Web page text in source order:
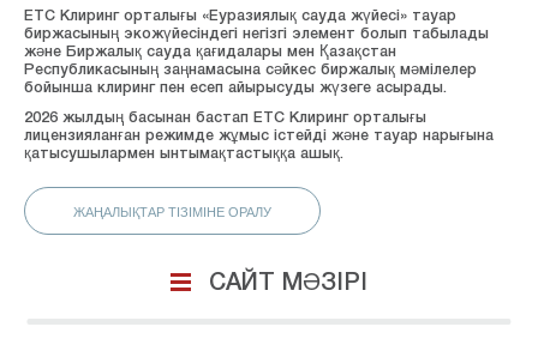
ЕТС Клиринг орталығы «Еуразиялық сауда жүйесі» тауар
биржасының экожүйесіндегі негізгі элемент болып табылады
және Биржалық сауда қағидалары мен Қазақстан
Республикасының заңнамасына сәйкес биржалық мәмілелер
бойынша клиринг пен есеп айырысуды жүзеге асырады.
2026 жылдың басынан бастап ЕТС Клиринг орталығы
лицензияланған режимде жұмыс істейді және тауар нарығына
қатысушылармен ынтымақтастыққа ашық.
ЖАҢАЛЫҚТАР ТІЗІМІНЕ ОРАЛУ
САЙТ МӘЗІРІ